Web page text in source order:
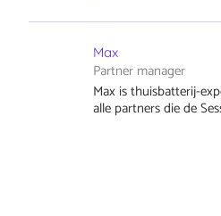
Max
Partner manager
Max is thuisbatterij-
alle partners die de